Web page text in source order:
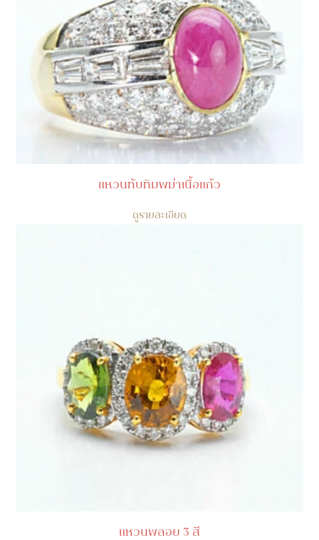
แหวนทับทิมพม่าเนื้อแก้ว
ดูรายละเอียด
แหวนพลอย 3 สี